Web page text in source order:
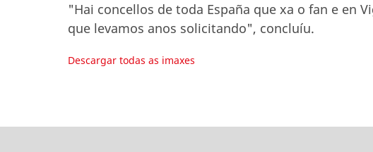
"Hai concellos de toda España que xa o fan e en
que levamos anos solicitando", concluíu.
Descargar todas as imaxes